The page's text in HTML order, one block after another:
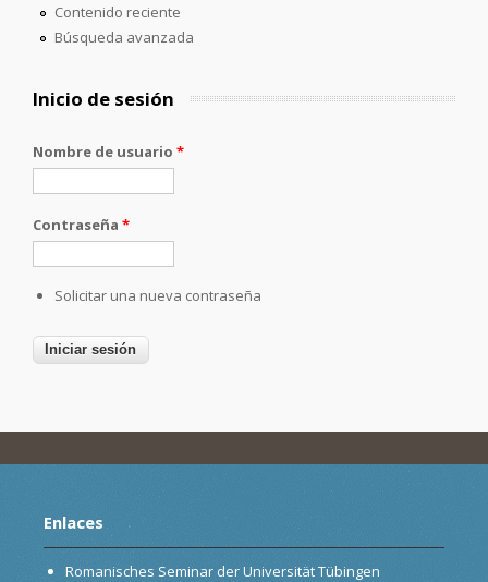
Contenido reciente
Búsqueda avanzada
Inicio de sesión
Nombre de usuario *
Contraseña *
Solicitar una nueva contraseña
Enlaces
Romanisches Seminar der Universität Tübingen